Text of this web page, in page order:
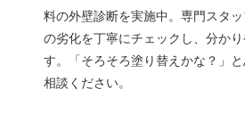
料の外壁診断を実施中。専門スタ
の劣化を丁寧にチェックし、分か
す。「そろそろ塗り替えかな？」
相談ください。